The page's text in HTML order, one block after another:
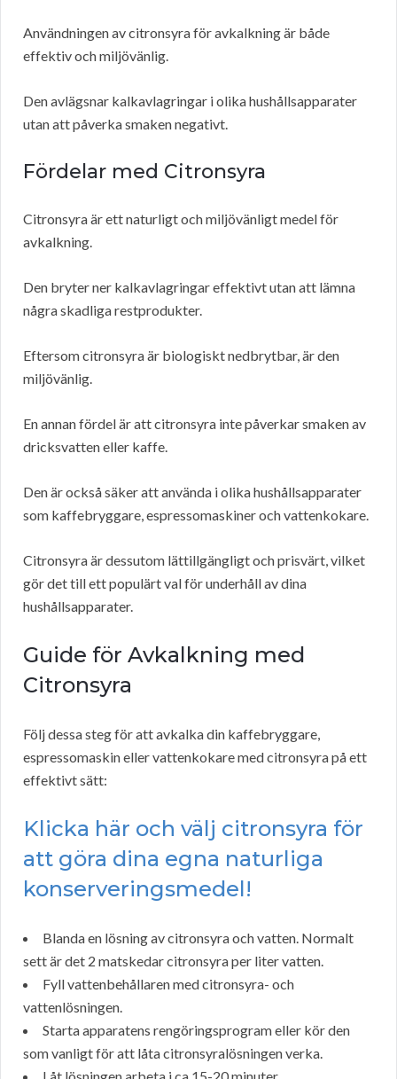
Användningen av citronsyra för avkalkning är både
effektiv och miljövänlig.
Den avlägsnar kalkavlagringar i olika hushållsapparater
utan att påverka smaken negativt.
Fördelar med Citronsyra
Citronsyra är ett naturligt och miljövänligt medel för
avkalkning.
Den bryter ner kalkavlagringar effektivt utan att lämna
några skadliga restprodukter.
Eftersom citronsyra är biologiskt nedbrytbar, är den
miljövänlig.
En annan fördel är att citronsyra inte påverkar smaken av
dricksvatten eller kaffe.
Den är också säker att använda i olika hushållsapparater
som kaffebryggare, espressomaskiner och vattenkokare.
Citronsyra är dessutom lättillgängligt och prisvärt, vilket
gör det till ett populärt val för underhåll av dina
hushållsapparater.
Guide för Avkalkning med
Citronsyra
Följ dessa steg för att avkalka din kaffebryggare,
espressomaskin eller vattenkokare med citronsyra på ett
effektivt sätt:
Klicka här och välj citronsyra för
att göra dina egna naturliga
konserveringsmedel!
Blanda en lösning av citronsyra och vatten. Normalt
sett är det 2 matskedar citronsyra per liter vatten.
Fyll vattenbehållaren med citronsyra- och
vattenlösningen.
Starta apparatens rengöringsprogram eller kör den
som vanligt för att låta citronsyralösningen verka.